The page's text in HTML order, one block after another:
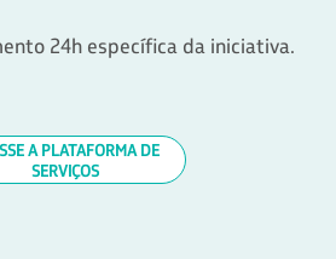
24h específica da iniciativa.
A PLATAFORMA DE
SERVIÇOS